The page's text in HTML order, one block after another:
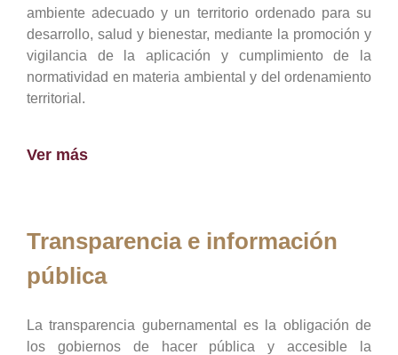
ambiente adecuado y un territorio ordenado para su
desarrollo, salud y bienestar, mediante la promoción y
vigilancia de la aplicación y cumplimiento de la
normatividad en materia ambiental y del ordenamiento
territorial.
Ver más
Transparencia e información
pública
La transparencia gubernamental es la obligación de
los gobiernos de hacer pública y accesible la